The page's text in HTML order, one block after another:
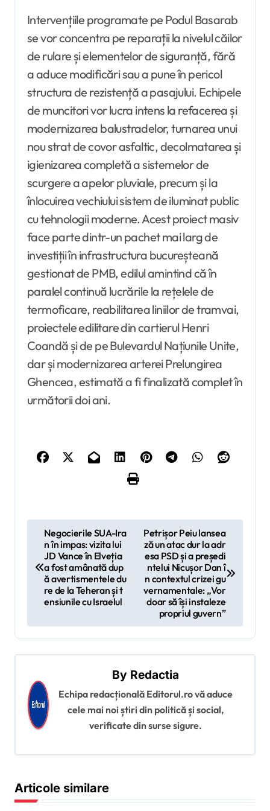
Intervențiile programate pe Podul Basarab
se vor concentra pe reparații la nivelul căilor
de rulare și elementelor de siguranță, fără
a aduce modificări sau a pune în pericol
structura de rezistență a pasajului. Echipele
de muncitori vor lucra intens la refacerea și
modernizarea balustradelor, turnarea unui
nou strat de covor asfaltic, decolmatarea și
igienizarea completă a sistemelor de
scurgere a apelor pluviale, precum și la
înlocuirea vechiului sistem de iluminat public
cu tehnologii moderne. Acest proiect masiv
face parte dintr-un pachet mai larg de
investiții în infrastructura bucureșteană
gestionat de PMB, edilul amintind că în
paralel continuă lucrările la rețelele de
termoficare, reabilitarea liniilor de tramvai,
proiectele edilitare din cartierul Henri
Coandă și de pe Bulevardul Națiunile Unite,
dar și modernizarea arterei Prelungirea
Ghencea, estimată a fi finalizată complet în
următorii doi ani.
a
î
n
a
i
Negocierile SUA-Ira
n în impas: vizita lui
JD Vance în Elveția
a fost amânată dup
ă avertismentele du
re de la Teheran și t
ensiunile cu Israelul
Petrișor Peiu lansea
ză un atac dur la adr
esa PSD și a președi
ntelui Nicușor Dan î
n contextul crizei gu
vernamentale: „Vor
doar să își instaleze
propriul guvern”
By Redactia
Echipa redacțională Editorul.ro vă aduce
cele mai noi știri din politică și social,
verificate din surse sigure.
Articole similare